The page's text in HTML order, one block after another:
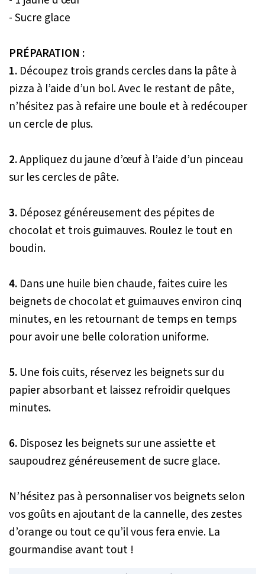
- Sucre glace
PRÉPARATION :
1. Découpez trois grands cercles dans la pâte à
pizza à l’aide d’un bol. Avec le restant de pâte,
n’hésitez pas à refaire une boule et à redécouper
un cercle de plus.
2.Appliquez du jaune d’œuf à l’aide d’un pinceau
sur les cercles de pâte.
3. Déposez généreusement des pépites de
chocolat et trois guimauves. Roulez le tout en
boudin.
4. Dans une huile bien chaude, faites cuire les
beignets de chocolat et guimauves environ cinq
minutes, en les retournant de temps en temps
pour avoir une belle coloration uniforme.
5. Une fois cuits, réservez les beignets sur du
papier absorbant et laissez refroidir quelques
minutes.
6. Disposez les beignets sur une assiette et
saupoudrez généreusement de sucre glace.
N’hésitez pas à personnaliser vos beignets selon
vos goûts en ajoutant de la cannelle, des zestes
d’orange ou tout ce qu’il vous fera envie. La
gourmandise avant tout !